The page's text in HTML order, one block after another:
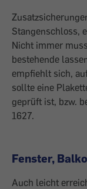
Stangenschloss,
Nicht immer
bestehende
empfiehlt sich,
sollte eine
geprüft ist, bzw.
1627.
Fenster,
Auch leicht